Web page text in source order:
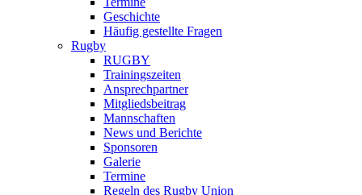
Geschichte
Häufig gestellte Fragen
Rugby
RUGBY
Trainingszeiten
Ansprechpartner
Mitgliedsbeitrag
Mannschaften
News und Berichte
Sponsoren
Galerie
Termine
Regeln des Rugby Union